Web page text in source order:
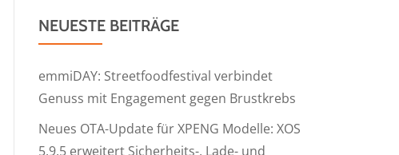
NEUESTE BEITRÄGE
emmiDAY: Streetfoodfestival verbindet
Genuss mit Engagement gegen Brustkrebs
Neues OTA-Update für XPENG Modelle: XOS
5.9.5 erweitert Sicherheits-, Lade- und